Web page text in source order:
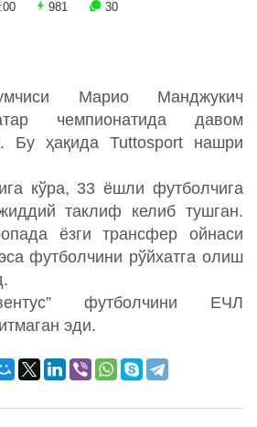
981 30
Марио Манджукич
чемпионатида давом
Бу ҳақида Tuttosport нашри
кўра, 33 ёшли футболчига
таклиф келиб тушган.
ёзги трансфер ойнаси
футболчини рўйхатга олиш
футболчини ЕЧЛ
эди.